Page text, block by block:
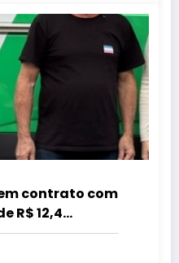
contrato com
R$ 12,4
citada em
ES